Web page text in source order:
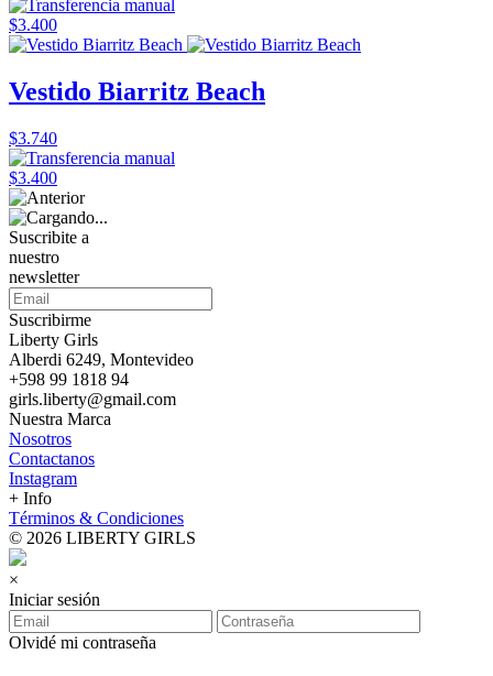
$3.400
Vestido Biarritz Beach
$3.740
$3.400
Suscribite a
nuestro
newsletter
Suscribirme
Liberty Girls
Alberdi 6249, Montevideo
+598 99 1818 94
girls.liberty@gmail.com
Nuestra Marca
Nosotros
Contactanos
Instagram
+ Info
Términos & Condiciones
© 2026 LIBERTY GIRLS
×
Iniciar sesión
Olvidé mi contraseña